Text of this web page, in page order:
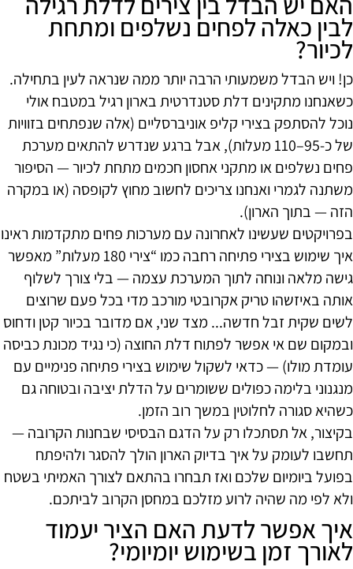
לבין כאלה לפחים נשלפים ומתחת
לכיור?
כן! ויש הבדל משמעותי הרבה יותר ממה שנראה לעין בתחילה.
כשאנחנו מתקינים דלת סטנדרטית בארון רגיל במטבח אולי
נוכל להסתפק בצירי קליפ אוניברסליים (אלה שנפתחים בזוויות
של כ-95–110 מעלות), אבל ברגע שנדרש להתאים מערכת
פחים נשלפים או מתקני אחסון חכמים מתחת לכיור — הסיפור
משתנה לגמרי ואנחנו צריכים לחשוב מחוץ לקופסה (או במקרה
הזה — בתוך הארון).
בפרויקטים שעשינו לאחרונה עם מערכות פחים מתקדמות ראינו
איך שימוש בצירי פתיחה רחבה כמו “צירי 180 מעלות” מאפשר
גישה מלאה ונוחה לתוך המערכת עצמה — בלי צורך לשלוף
אותה באיזשהו טריק אקרובטי מורכב מדי בכל פעם שרוצים
לשים שקית זבל חדשה... מצד שני, אם מדובר בכיור קטן ודחוס
ובמקום שם אי אפשר לפתוח דלת החוצה (כי נגיד מכונת כביסה
עומדת מולו) — כדאי לשקול שימוש בצירי פתיחה פנימיים עם
מנגנוני בלימה כפולים ששומרים על הדלת יציבה ובטוחה גם
כשהיא סגורה לחלוטין במשך רוב הזמן.
בקיצור, אל תסתכלו רק על הדגם הבסיסי שבחנות הקרובה —
תחשבו לעומק על איך בדיוק הארון הולך להסגר ולהיפתח
בפועל ביומיום שלכם ואז תבחרו בהתאם לצורך האמיתי בשטח
ולא לפי מה שהיה לרוע מזלכם במחסן הקרוב לביתכם.
איך אפשר לדעת האם הציר יעמוד
לאורך זמן בשימוש יומיומי?